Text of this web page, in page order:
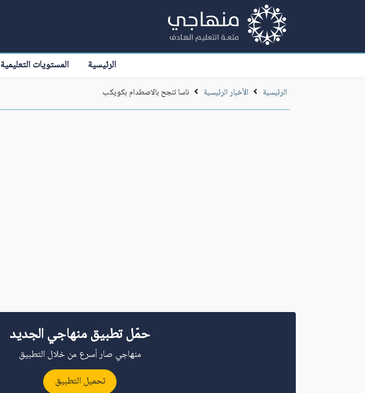
الرئيسية المستويات التعليمية
الرئيسية الأخبار الرئيسية ناسا تنجح بالاصطدام بكويكب
حمّل تطبيق منهاجي الجديد
منهاجي صار أسرع من خلال التطبيق
تحميل التطبيق